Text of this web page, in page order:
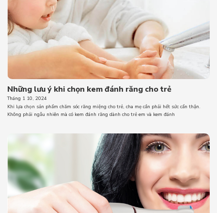
Những lưu ý khi chọn kem đánh răng cho trẻ
Tháng 1 10, 2024
Khi lựa chọn sản phẩm chăm sóc răng miệng cho trẻ, cha mẹ cần phải hết sức cẩn thận.
Không phải ngẫu nhiên mà có kem đánh răng dành cho trẻ em và kem đánh